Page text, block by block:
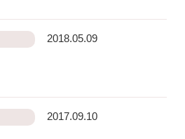
2018.05.09
2017.09.10